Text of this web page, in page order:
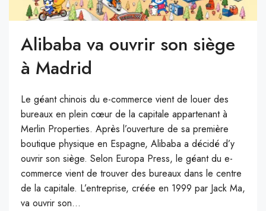
Alibaba va ouvrir son siège
à Madrid
Le géant chinois du e-commerce vient de louer des
bureaux en plein cœur de la capitale appartenant à
Merlin Properties. Après l’ouverture de sa première
boutique physique en Espagne, Alibaba a décidé d’y
ouvrir son siège. Selon Europa Press, le géant du e-
commerce vient de trouver des bureaux dans le centre
de la capitale. L’entreprise, créée en 1999 par Jack Ma,
va ouvrir son...